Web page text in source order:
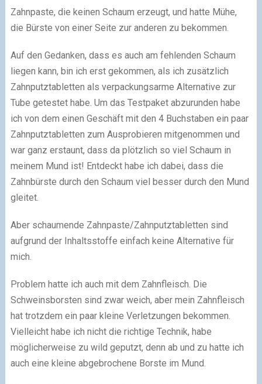
Zahnpaste, die keinen Schaum erzeugt, und hatte Mühe,
die Bürste von einer Seite zur anderen zu bekommen.
Auf den Gedanken, dass es auch am fehlenden Schaum
liegen kann, bin ich erst gekommen, als ich zusätzlich
Zahnputztabletten als verpackungsarme Alternative zur
Tube getestet habe. Um das Testpaket abzurunden habe
ich von dem einen Geschäft mit den 4 Buchstaben ein paar
Zahnputztabletten zum Ausprobieren mitgenommen und
war ganz erstaunt, dass da plötzlich so viel Schaum in
meinem Mund ist! Entdeckt habe ich dabei, dass die
Zahnbürste durch den Schaum viel besser durch den Mund
gleitet.
Aber schaumende Zahnpaste/Zahnputztabletten sind
aufgrund der Inhaltsstoffe einfach keine Alternative für
mich.
Problem hatte ich auch mit dem Zahnfleisch. Die
Schweinsborsten sind zwar weich, aber mein Zahnfleisch
hat trotzdem ein paar kleine Verletzungen bekommen.
Vielleicht habe ich nicht die richtige Technik, habe
möglicherweise zu wild geputzt, denn ab und zu hatte ich
auch eine kleine abgebrochene Borste im Mund.